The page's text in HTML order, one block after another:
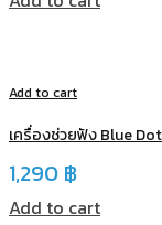
Add to cart
เครื่องช่วยฟัง Blue
1,290 ฿
Add to cart